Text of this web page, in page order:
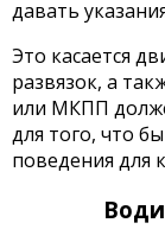
давать
Это касается
развязок, а
или МКПП
для того, что
поведения для